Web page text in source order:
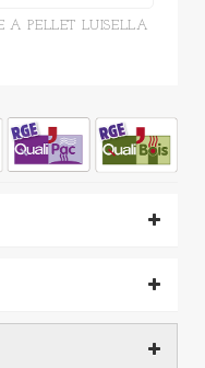
A PELLET LUISELLA